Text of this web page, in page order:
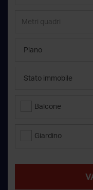
Balcone
Giardino